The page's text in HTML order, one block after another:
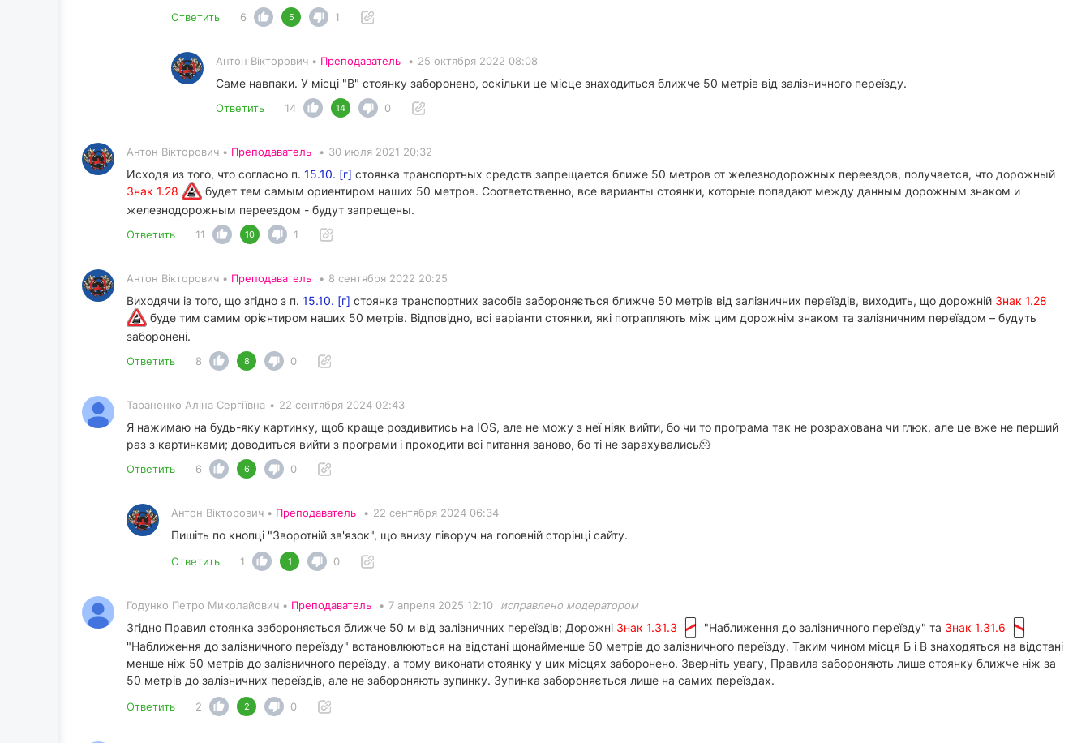
Ответить 6 5 1
Антон Вікторович • Преподаватель • 25 октября 2022 08:08
Саме навпаки. У місці "В" стоянку заборонено, оскільки це місце знаходиться ближче 50 метрів від залізничного переїзду.
Ответить 14 14 0
Антон Вікторович • Преподаватель • 30 июля 2021 20:32
Исходя из того, что согласно п. 15.10. [г] стоянка транспортных средств запрещается ближе 50 метров от железнодорожных переездов, получается, что дорожный
Знак 1.28
будет тем самым ориентиром наших 50 метров. Соответственно, все варианты стоянки, которые попадают между данным дорожным знаком и
железнодорожным переездом - будут запрещены.
Ответить 11 10 1
Антон Вікторович • Преподаватель • 8 сентября 2022 20:25
Виходячи із того, що згідно з п. 15.10. [г] стоянка транспортних засобів забороняється ближче 50 метрів від залізничних переїздів, виходить, що дорожній Знак 1.28
буде тим самим орієнтиром наших 50 метрів. Відповідно, всі варіанти стоянки, які потрапляють між цим дорожнім знаком та залізничним переїздом – будуть
заборонені.
Ответить 8 8 0
Тараненко Аліна Сергіївна • 22 сентября 2024 02:43
Я нажимаю на будь-яку картинку, щоб краще роздивитись на IOS, але не можу з неї ніяк вийти, бо чи то програма так не розрахована чи глюк, але це вже не перший
раз з картинками; доводиться вийти з програми і проходити всі питання заново, бо ті не зарахувались🫠
Ответить 6 6 0
Антон Вікторович • Преподаватель • 22 сентября 2024 06:34
Пишіть по кнопці "Зворотній зв'язок", що внизу ліворуч на головній сторінці сайту.
Ответить 1 1 0
Годунко Петро Миколайович • Преподаватель • 7 апреля 2025 12:10 исправлено модератором
Згідно Правил стоянка забороняється ближче 50 м від залізничних переїздів; Дорожні Знак 1.31.3 "Наближення до залізничного переїзду" та Знак 1.31.6
"Наближення до залізничного переїзду" встановлюються на відстані щонайменше 50 метрів до залізничного переїзду. Таким чином місця Б і В знаходяться на відстані
менше ніж 50 метрів до залізничного переїзду, а тому виконати стоянку у цих місцях заборонено. Зверніть увагу, Правила забороняють лише стоянку ближче ніж за
50 метрів до залізничних переїздів, але не забороняють зупинку. Зупинка забороняється лише на самих переїздах.
Ответить 2 2 0